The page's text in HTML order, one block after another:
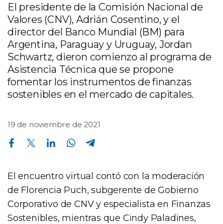
El presidente de la Comisión Nacional de
Valores (CNV), Adrián Cosentino, y el
director del Banco Mundial (BM) para
Argentina, Paraguay y Uruguay, Jordan
Schwartz, dieron comienzo al programa de
Asistencia Técnica que se propone
fomentar los instrumentos de finanzas
sostenibles en el mercado de capitales.
19 de noviembre de 2021
Compartir en Facebook Compartir en Twitter Compartir en Linkedin Compartir en Whatsapp
El encuentro virtual contó con la moderación
de Florencia Puch, subgerente de Gobierno
Corporativo de CNV y especialista en Finanzas
Sostenibles, mientras que Cindy Paladines,